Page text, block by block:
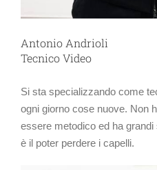
Antonio Andrioli
Tecnico Video
Si sta specializzando come
ogni giorno cose nuove. Non
essere metodico ed ha grandi
è il poter perdere i capelli.